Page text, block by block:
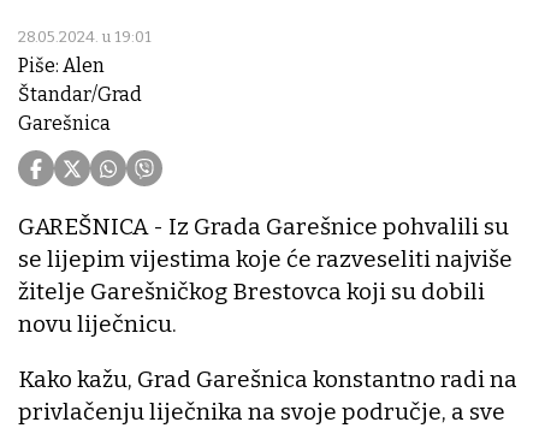
28.05.2024. u 19:01
Piše: Alen
Štandar/Grad
Garešnica
GAREŠNICA - Iz Grada Garešnice pohvalili su
se lijepim vijestima koje će razveseliti najviše
žitelje Garešničkog Brestovca koji su dobili
novu liječnicu.
Kako kažu, Grad Garešnica konstantno radi na
privlačenju liječnika na svoje područje, a sve